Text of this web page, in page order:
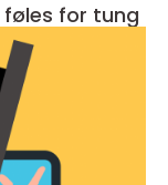
føles for tung